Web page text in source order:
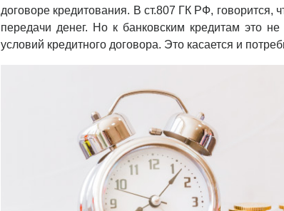
договоре кредитования. В ст.807 ГК РФ, говорится,
передачи денег. Но к банковским кредитам это
условий кредитного договора. Это касается и